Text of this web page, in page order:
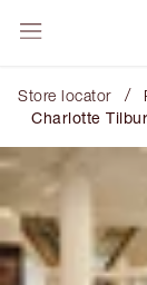
Store locator /
Charlotte